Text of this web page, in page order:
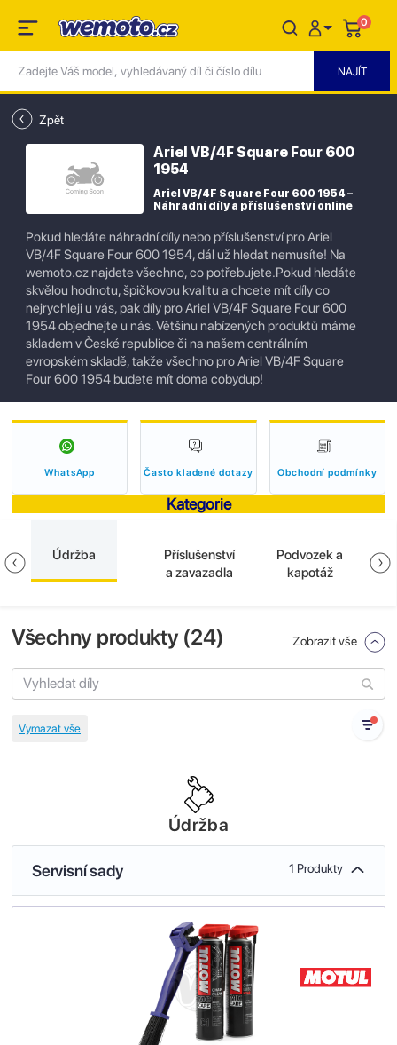
0
Zpět
Ariel VB/4F Square Four 600
1954
Ariel VB/4F Square Four 600 1954 –
Náhradní díly a příslušenství online
Pokud hledáte náhradní díly nebo příslušenství pro Ariel
VB/4F Square Four 600 1954, dál už hledat nemusíte! Na
wemoto.cz najdete všechno, co potřebujete.Pokud hledáte
skvělou hodnotu, špičkovou kvalitu a chcete mít díly co
nejrychleji u vás, pak díly pro Ariel VB/4F Square Four 600
1954 objednejte u nás. Většinu nabízených produktů máme
skladem v České republice či na našem centrálním
evropském skladě, takže všechno pro Ariel VB/4F Square
Four 600 1954 budete mít doma cobydup!
WhatsApp Často kladené dotazy Obchodní podmínky
Kategorie
Údržba
Příslušenství
a zavazadla
Podvozek a
kapotáž
Všechny produkty (24) Zobrazit vše
Údržba
Servisní sady 1 Produkty